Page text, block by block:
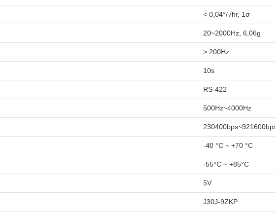
< 0,04°/√hr, 1σ
20~2000Hz, 6,06g
> 200Hz
10s
RS-422
500Hz~4000Hz
-40 °C ~ +70 °C
-55°C ~ +85°C
5V
J30J-9ZKP